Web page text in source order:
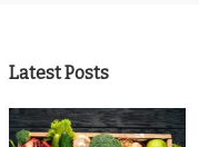
Latest Posts